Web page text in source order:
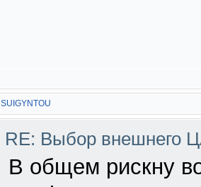
SUIGYNTOU
RE: Выбор внешнего
В общем рискну